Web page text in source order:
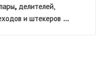
, делителей,
и штекеров ...